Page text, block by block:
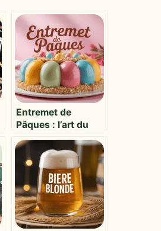
Entremet de
Pâques : l’art du
sublimer votre
table